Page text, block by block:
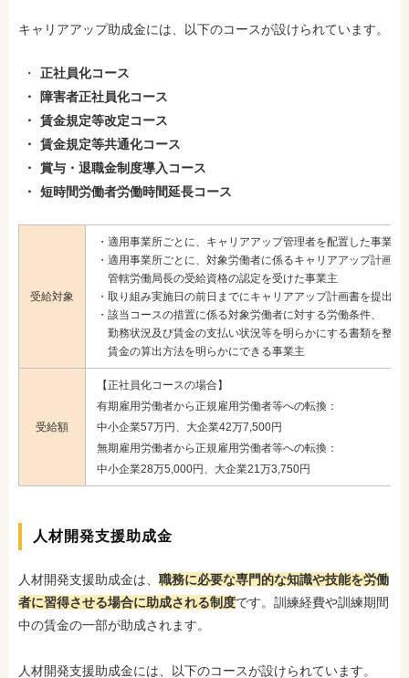
キャリアアップ助成金には、以下のコースが設けられています。
正社員化コース
障害者正社員化コース
賃金規定等改定コース
賃金規定等共通化コース
賞与・退職金制度導入コース
短時間労働者労働時間延長コース
受給対象
・適用事業所ごとに、キャリアアップ管理者を配置した事業主
・適用事業所ごとに、対象労働者に係るキャリアアップ計画書
管轄労働局長の受給資格の認定を受けた事業主
・取り組み実施日の前日までにキャリアアップ計画書を提出し
・該当コースの措置に係る対象労働者に対する労働条件、
勤務状況及び賃金の支払い状況等を明らかにする書類を整備
賃金の算出方法を明らかにできる事業主
受給額
【正社員化コースの場合】
有期雇用労働者から正規雇用労働者等への転換：
中小企業57万円、大企業42万7,500円
無期雇用労働者から正規雇用労働者等への転換：
中小企業28万5,000円、大企業21万3,750円
人材開発支援助成金
人材開発支援助成金は、 職務に必要な専門的な知識や技能を労働
者に習得させる場合に助成される制度です。訓練経費や訓練期間
中の賃金の一部が助成されます。
人材開発支援助成金には、以下のコースが設けられています。